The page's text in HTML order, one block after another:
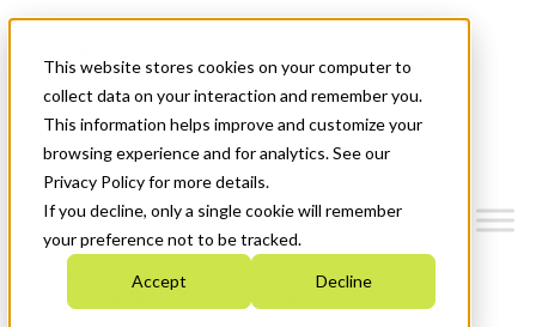
This website stores cookies on your computer to
collect data on your interaction and remember you.
This information helps improve and customize your
browsing experience and for analytics. See our
Privacy Policy for more details.
If you decline, only a single cookie will remember
your preference not to be tracked.
Accept Decline
News & Events
Get Started
Menu
Who We Are
Strategic Plan 2026-2030